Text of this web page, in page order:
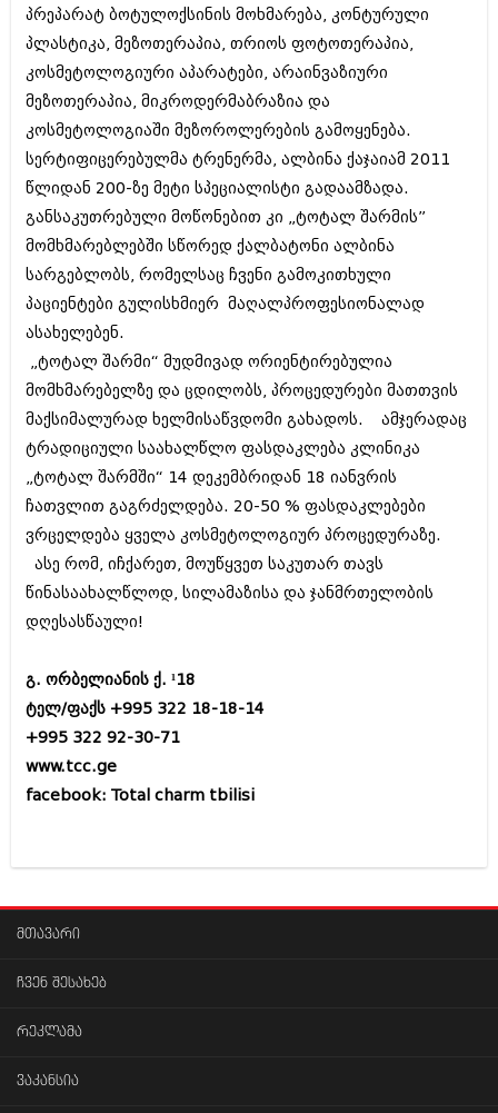
ივნისი 2016 (221)
მაისი 2016 (261)
აპრილი 2016 (215)
მარტი 2016 (200)
თებერვალი 2016 (250)
იანვარი 2016 (206)
დეკემბერი 2015 (207)
ოქტომბერი 2015 (204)
სექტემბერი 2015 (215)
აგვისტო 2015 (286)
ივლისი 2015 (173)
ივნისი 2015 (261)
მაისი 2015 (194)
აპრილი 2015 (208)
მარტი 2015 (365)
თებერვალი 2015 (286)
იანვარი 2015 (247)
დეკემბერი 2014 (342)
ნოემბერი 2014 (290)
სექტემბერი 2014 (394)
აგვისტო 2014 (248)
ივლისი 2014 (313)
ივნისი 2014 (366)
მაისი 2014 (313)
აპრილი 2014 (290)
მარტი 2014 (413)
დეკემბერი 2013 (365)
ნოემბერი 2013 (279)
ოქტომბერი 2013 (256)
აგვისტო 2013 (89)
ივლისი 2013 (182)
აპრილი 2013 (304)
თებერვალი 2013 (204)
ნოემბერი 2012 (295)
პრეპარატ ბოტულოქსინის მოხმარება, კონტურული
პლასტიკა, მეზოთერაპია, თრიოს ფოტოთერაპია,
კოსმეტოლოგიური აპარატები, არაინვაზიური
მეზოთერაპია, მიკროდერმაბრაზია და
კოსმეტოლოგიაში მეზოროლერების გამოყენება.
სერტიფიცერებულმა ტრენერმა, ალბინა ქაჯაიამ 2011
წლიდან 200-ზე მეტი სპეციალისტი გადაამზადა.
განსაკუთრებული მოწონებით კი „ტოტალ შარმის”
მომხმარებლებში სწორედ ქალბატონი ალბინა
სარგებლობს, რომელსაც ჩვენი გამოკითხული
პაციენტები გულისხმიერ მაღალპროფესიონალად
ასახელებენ.
„ტოტალ შარმი“ მუდმივად ორიენტირებულია
მომხმარებელზე და ცდილობს, პროცედურები მათთვის
მაქსიმალურად ხელმისაწვდომი გახადოს. ამჯერადაც
ტრადიციული საახალწლო ფასდაკლება კლინიკა
„ტოტალ შარმში“ 14 დეკემბრიდან 18 იანვრის
ჩათვლით გაგრძელდება. 20-50 % ფასდაკლებები
ვრცელდება ყველა კოსმეტოლოგიურ პროცედურაზე.
ასე რომ, იჩქარეთ, მოუწყვეთ საკუთარ თავს
წინასაახალწლოდ, სილამაზისა და ჯანმრთელობის
დღესასწაული!
გ. ორბელიანის ქ. ¹18
ტელ/ფაქს +995 322 18-18-14
+995 322 92-30-71
www.tcc.ge
facebook: Total charm tbilisi
მთავარი
ჩვენ შესახებ
რეკლამა
ვაკანსია